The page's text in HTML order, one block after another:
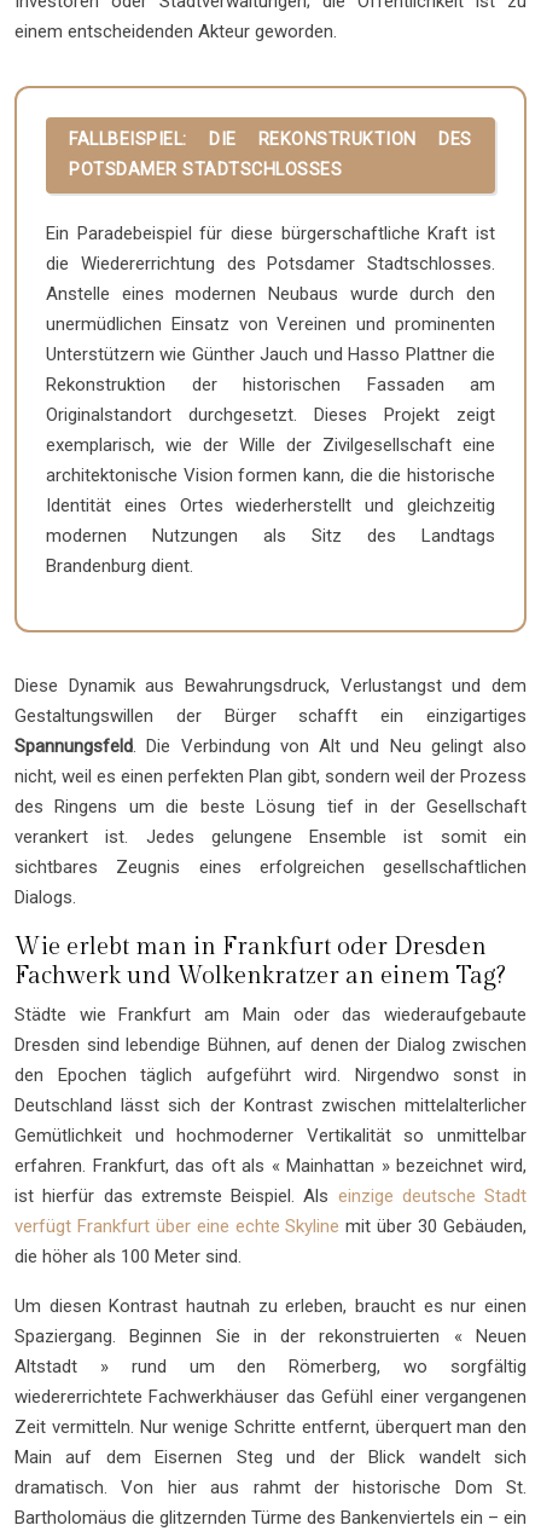
einem entscheidenden Akteur geworden.
FALLBEISPIEL: DIE REKONSTRUKTION DES
POTSDAMER STADTSCHLOSSES
Ein Paradebeispiel für diese bürgerschaftliche Kraft ist
die Wiedererrichtung des Potsdamer Stadtschlosses.
Anstelle eines modernen Neubaus wurde durch den
unermüdlichen Einsatz von Vereinen und prominenten
Unterstützern wie Günther Jauch und Hasso Plattner die
Rekonstruktion der historischen Fassaden am
Originalstandort durchgesetzt. Dieses Projekt zeigt
exemplarisch, wie der Wille der Zivilgesellschaft eine
architektonische Vision formen kann, die die historische
Identität eines Ortes wiederherstellt und gleichzeitig
modernen Nutzungen als Sitz des Landtags
Brandenburg dient.
Diese Dynamik aus Bewahrungsdruck, Verlustangst und dem
Gestaltungswillen der Bürger schafft ein einzigartiges
Spannungsfeld. Die Verbindung von Alt und Neu gelingt also
nicht, weil es einen perfekten Plan gibt, sondern weil der Prozess
des Ringens um die beste Lösung tief in der Gesellschaft
verankert ist. Jedes gelungene Ensemble ist somit ein
sichtbares Zeugnis eines erfolgreichen gesellschaftlichen
Dialogs.
Wie erlebt man in Frankfurt oder Dresden
Fachwerk und Wolkenkratzer an einem Tag?
Städte wie Frankfurt am Main oder das wiederaufgebaute
Dresden sind lebendige Bühnen, auf denen der Dialog zwischen
den Epochen täglich aufgeführt wird. Nirgendwo sonst in
Deutschland lässt sich der Kontrast zwischen mittelalterlicher
Gemütlichkeit und hochmoderner Vertikalität so unmittelbar
erfahren. Frankfurt, das oft als « Mainhattan » bezeichnet wird,
ist hierfür das extremste Beispiel. Als einzige deutsche Stadt
verfügt Frankfurt über eine echte Skyline mit über 30 Gebäuden,
die höher als 100 Meter sind.
Um diesen Kontrast hautnah zu erleben, braucht es nur einen
Spaziergang. Beginnen Sie in der rekonstruierten « Neuen
Altstadt » rund um den Römerberg, wo sorgfältig
wiedererrichtete Fachwerkhäuser das Gefühl einer vergangenen
Zeit vermitteln. Nur wenige Schritte entfernt, überquert man den
Main auf dem Eisernen Steg und der Blick wandelt sich
dramatisch. Von hier aus rahmt der historische Dom St.
Bartholomäus die glitzernden Türme des Bankenviertels ein – ein